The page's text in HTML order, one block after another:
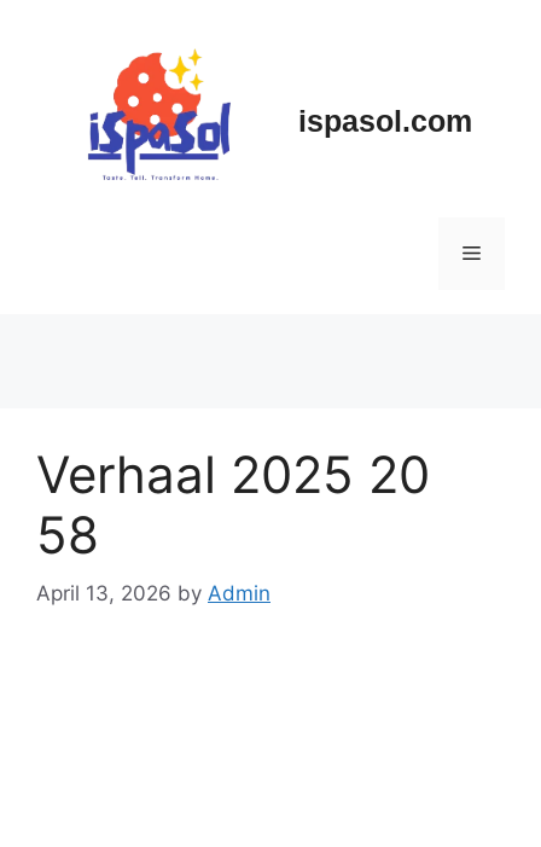
ispasol.com
Menu
Verhaal 2025 20
58
April 13, 2026 by Admin